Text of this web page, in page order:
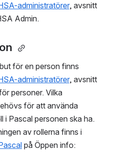
administratörer, avsnitt
Admin.
för en person finns
administratörer, avsnitt
personer. Vilka
för att använda
i Pascal personen ska ha.
på Öppen info: